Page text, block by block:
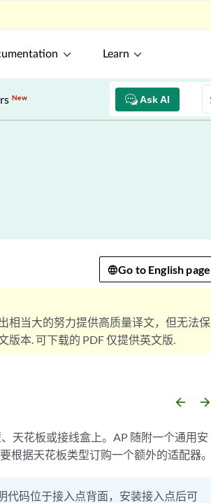
Learn
Ask AI
New
Go to English page
相当大的努力提供高质量译文，但无法保
本. 可下载的 PDF 仅提供英文版.
arrow_backward arrow_forward
天花板或接线盒上。AP 随附一个通用安
根据天花板类型订购一个额外的适配器。
代码位于接入点背面，安装接入点后可